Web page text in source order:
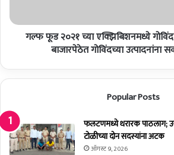
गोविंदच्या
उत्पादनांनागल्फ फूड २०२१ च्या एक्झिबिशनमध्ये
बाजारपेठेत गोविंदच्या उत्पादनांना
Popular Posts
फलटणमध्ये थरारक पाठलाग;
टोळीच्या दोन सदस्यांना अटक
ऑगस्ट 9, 2026